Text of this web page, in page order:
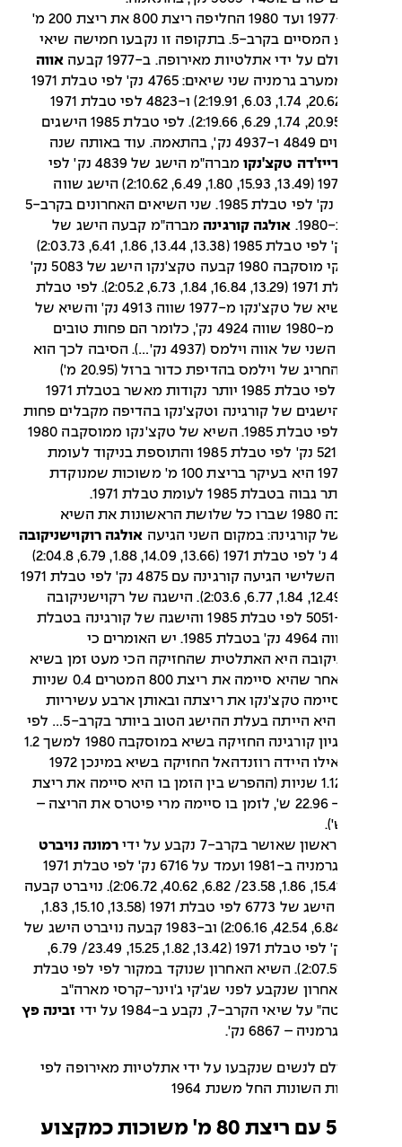
החל מ-1977 ועד 1980 החליפה ריצת 800 את ריצת 200 מ'
כמקצוע המסיים בקרב-5. בתקופה זו נקבעו חמישה שיאי
על ידי אתלטיות מאירופה. ב-1977 קבעה
אווה
ממערב גרמניה שני שיאים: 4765 נק' לפי טבלת 1971
(13.70, 20.62, 1.74, 6.03, 2:19.91) ו-4823 לפי טבלת 1971
(13.83, 20.95, 1.74, 6.29, 2:19.66). לפי טבלת 1985 הישגים
אלה שווים 4849 ו-4937 נק', בהתאמה. עוד באותה שנה
טקצ'נקו
מברה"מ הישג של 4839 נק' לפי
טבלת 1971 (13.49, 15.93, 1.80, 6.49, 2:10.62) הישג שווה
ל-4913 נק' לפי טבלת 1985. שני השיאים האחרונים בקרב-5
אולגה קורגינהמברה"מ קבעה הישג של
4856 נק' לפי טבלת 1985 (13.38, 13.44, 1.86, 6.41, 2:03.73)
ובמשחקי מוסקבה 1980 קבעה טקצ'נקו הישג של 5083 נק'
לפי טבלת 1971 (13.29, 16.84, 1.84, 6.73, 2:05.2). לפי טבלת
1985 השיא של טקצ'נקו מ-1977 שווה 4913 נק' והשיא של
קורגינה מ-1980 שווה 4924 נק', כלומר הם פחות טובים
מהשיא השני של אווה וילמס (4937 נק'…). הסיבה לכך הוא
ההישג החריג של וילמס בהדיפת כדור ברזל (20.95 מ')
המקבל לפי טבלת 1985 יותר נקודות מאשר בטבלת 1971
של קורגינה וטקצ'נקו בהדיפה מקבלים פחות
נקודות לפי טבלת 1985. השיא של טקצ'נקו ממוסקבה 1980
מקבל 5213 נק' לפי טבלת 1985 והתוספת בניקוד לעומת
טבלת 1971 היא בעיקר בריצת 100 מ' משוכות שמנוקדת
בטבלת 1985 לעומת טבלת 1971.
במוסקבה 1980 שברו כל שלושת הראשונות את השיא
קורגינה: במקום השני הגיעהאולגה רוקוישניקובה
עם 4937 נ' לפי טבלת 1971 (13.66, 14.09, 1.88, 6.79, 2:04.8)
ובמקום השלישי הגיעה קורגינה עם 4875 נק' לפי טבלת 1971
(13.26, 12.49, 1.84, 6.77, 2:03.6). הישגה של רקוישניקובה
שווה ל-5051 לפי טבלת 1985 והישגה של קורגינה בטבלת
1985 שווה 4964 נק' בטבלת 1985. יש האומרים כי
היא האתלטית שהחזיקה הכי מעט זמן בשיא
עולם מאחר שהיא סיימה את ריצת 800 המטרים 0.4 שניות
טקצ'נקו את ריצתה ובאותן ארבע עשיריות
השנייה היא הייתה בעלת ההישג הטוב ביותר בקרב-5… לפי
אותו היגיון קורגינה החזיקה בשיא במוסקבה 1980 למשך 1.2
שניות ואילו היידה רוזנדהאל החזיקה בשיא במינכן 1972
למשך 1.12 שניות (ההפרש בין הזמן בו היא סיימה את ריצת
200 מ' – 22.96 ש', לזמן בו סיימה מרי פיטרס את הריצה –
שאושר בקרב-7 נקבע על ידי
רמונה נויברט
ממזרח גרמניה ב-1981 ועמד על 6716 נק' לפי טבלת 1971
(13.70, 15.41, 1.86, 23.58/ 6.82, 40.62, 2:06.72). נויברט קבעה
ב-1982 הישג של 6773 לפי טבלת 1971 (13.58, 15.10, 1.83,
23.14/ 6.84, 42.54, 2:06.16) וב-1983 קבעה נויברט הישג של
6836 נק' לפי טבלת 1971 (13.42, 1.82, 15.25, 23.49/ 6.79,
49.94, 2:07.51). השיא האחרון שנוקד במקור לפי לפי טבלת
והאחרון שנקבע לפני שג'קי ג'וינר-קרסי מארה"ב
הקרב-7, נקבע ב-1984 על ידי
זבינה פץ
לנשים שנקבעו על ידי אתלטיות מאירופה לפי
השונות החל משנת 1964
קרב-5 עם ריצת 80 מ' משוכות כמקצוע